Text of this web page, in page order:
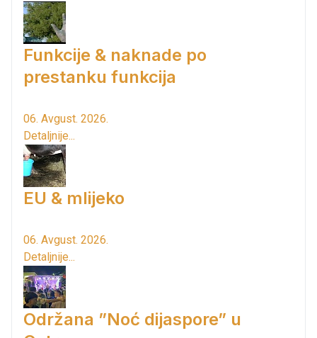
Funkcije & naknade po
prestanku funkcija
06. Avgust. 2026.
Detaljnije...
EU & mlijeko
06. Avgust. 2026.
Detaljnije...
Održana ”Noć dijaspore” u